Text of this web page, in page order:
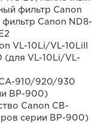
фильтр Canon
Canon ND8-
VL-10Li/VL-10LiII
(для VL-10Li/VL-
910/920/930
BP-900)
Canon CB-
серии BP-900)